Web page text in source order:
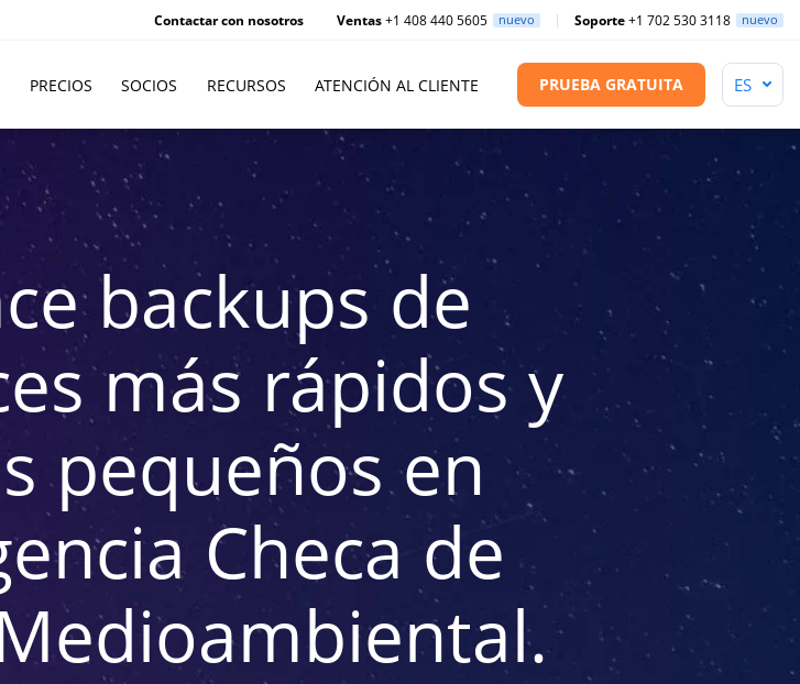
Contactar con nosotros Ventas+1 408 440 5605 nuevo Soporte+1 702 530 3118 nuevo
PRECIOS SOCIOS RECURSOS ATENCIÓN AL CLIENTE PRUEBA GRATUITA
backups de
más rápidos y
pequeños en
Checa de